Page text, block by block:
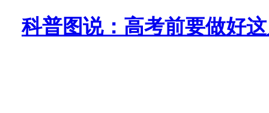
科普图说：高考前要做好